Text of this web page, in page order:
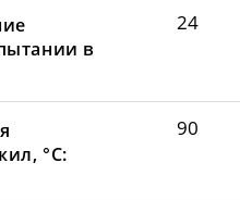
в
24
°С:
90